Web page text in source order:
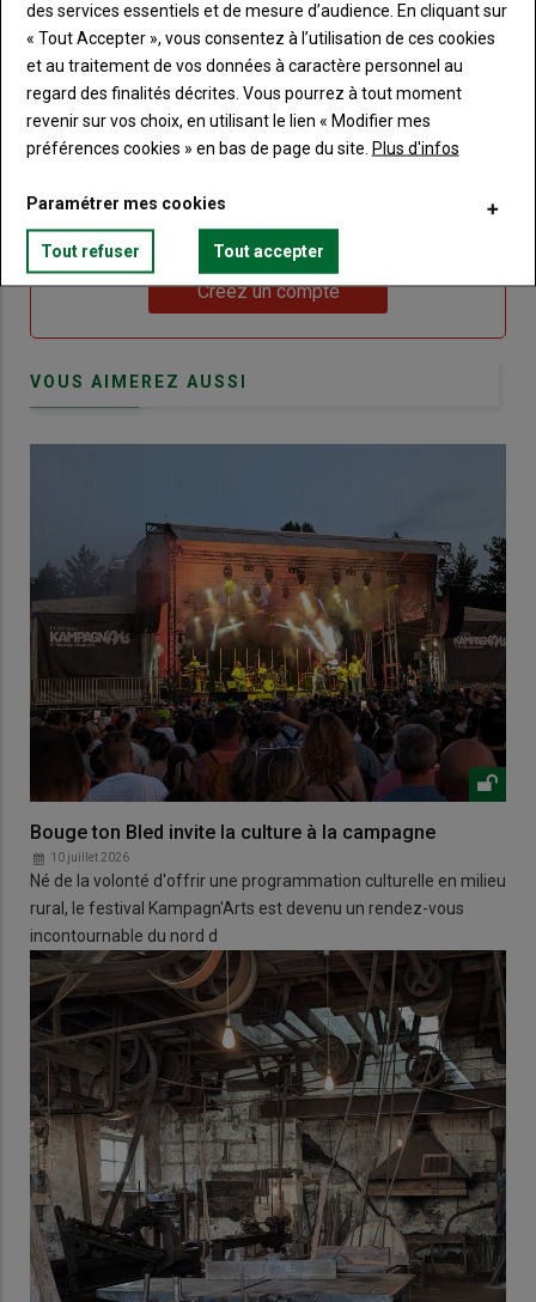
de
passe"
me
connecte"
Sous-
titre
Vous n'êtes pas abonné(e)
TITRE CRÉEZ UN COMPTE
compte pour accéder à tout Terre de
Touraine.
Lien Créez un compte
VOUS AIMEREZ AUSSI
Bouge ton Bled invite la culture à la campagne
10 juillet 2026
Né de la volonté d'offrir une programmation culturelle en milieu
rural, le festival Kampagn'Arts est devenu un rendez-vous
incontournable du nord d
des services essentiels et de mesure d’audience. En cliquant sur
« Tout Accepter », vous consentez à l’utilisation de ces cookies
et au traitement de vos données à caractère personnel au
regard des finalités décrites. Vous pourrez à tout moment
revenir sur vos choix, en utilisant le lien « Modifier mes
préférences cookies » en bas de page du site. Plus d'infos
Paramétrer mes cookies
Tout refuser Tout accepter